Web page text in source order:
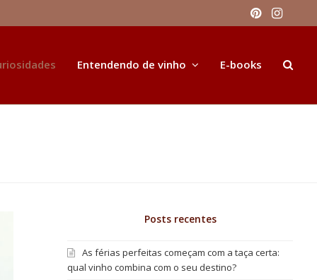
Entendendo de vinho E-books
Posts recentes
As férias perfeitas começam com a taça certa:
qual vinho combina com o seu destino?